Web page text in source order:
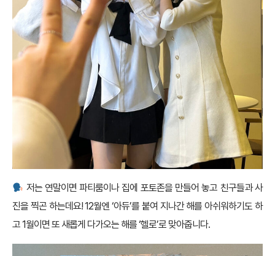
저는 연말이면 파티룸이나 집에 포토존을 만들어 놓고 친구들과 사
진을 찍곤 하는데요! 12월엔 ‘아듀’를 붙여 지나간 해를 아쉬워하기도 하
고 1월이면 또 새롭게 다가오는 해를 ‘헬로’로 맞아줍니다.